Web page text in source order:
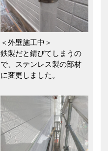
＜外壁施工中＞
鉄製だと錆びてしまうの
で、ステンレス製の部材
に変更しました。